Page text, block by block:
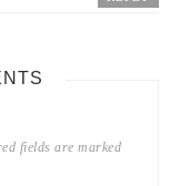
fields are marked